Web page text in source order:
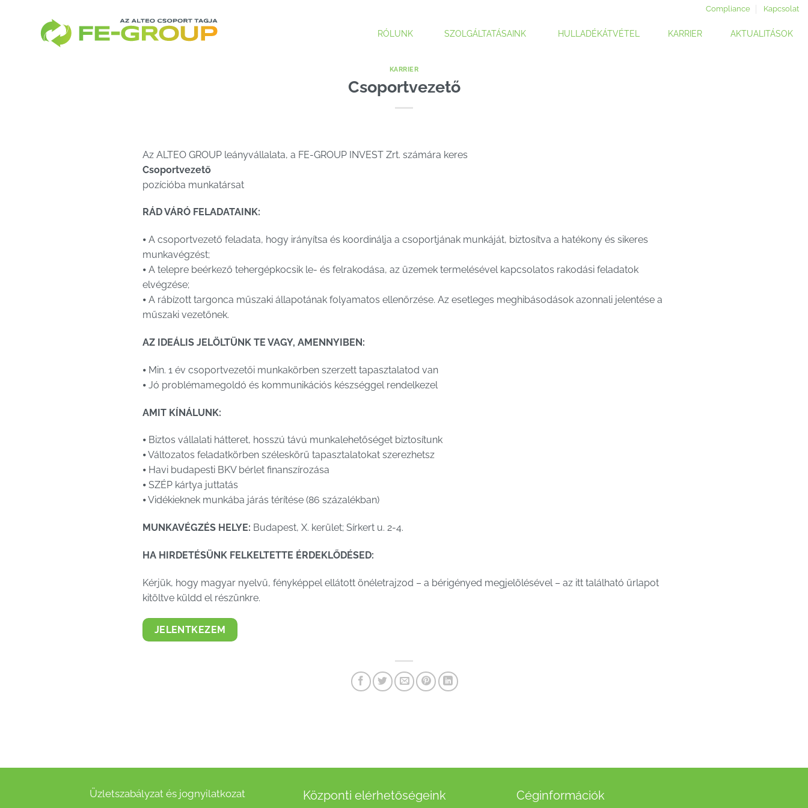
Compliance Kapcsolat
RÓLUNK SZOLGÁLTATÁSAINK HULLADÉKÁTVÉTEL KARRIER AKTUALITÁSOK
KARRIER
Csoportvezető
Az ALTEO GROUP leányvállalata, a FE-GROUP INVEST Zrt. számára keres
Csoportvezető
pozícióba munkatársat
RÁD VÁRÓ FELADATAINK:
⦁ A csoportvezető feladata, hogy irányítsa és koordinálja a csoportjának munkáját, biztosítva a hatékony és sikeres
munkavégzést;
⦁ A telepre beérkező tehergépkocsik le- és felrakodása, az üzemek termelésével kapcsolatos rakodási feladatok
elvégzése;
⦁ A rábízott targonca műszaki állapotának folyamatos ellenőrzése. Az esetleges meghibásodások azonnali jelentése a
műszaki vezetőnek.
AZ IDEÁLIS JELÖLTÜNK TE VAGY, AMENNYIBEN:
⦁ Min. 1 év csoportvezetői munkakörben szerzett tapasztalatod van
⦁ Jó problémamegoldó és kommunikációs készséggel rendelkezel
AMIT KÍNÁLUNK:
⦁ Biztos vállalati hátteret, hosszú távú munkalehetőséget biztosítunk
⦁ Változatos feladatkörben széleskörű tapasztalatokat szerezhetsz
⦁ Havi budapesti BKV bérlet finanszírozása
⦁ SZÉP kártya juttatás
⦁ Vidékieknek munkába járás térítése (86 százalékban)
MUNKAVÉGZÉS HELYE: Budapest, X. kerület; Sírkert u. 2-4.
HA HIRDETÉSÜNK FELKELTETTE ÉRDEKLŐDÉSED:
Kérjük, hogy magyar nyelvű, fényképpel ellátott önéletrajzod – a bérigényed megjelölésével – az itt található űrlapot
kitöltve küldd el részünkre.
JELENTKEZEM
Üzletszabályzat és jognyilatkozat Központi elérhetőségeink Céginformációk